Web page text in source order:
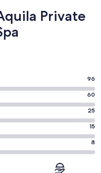
Private
96
60
25
15
8